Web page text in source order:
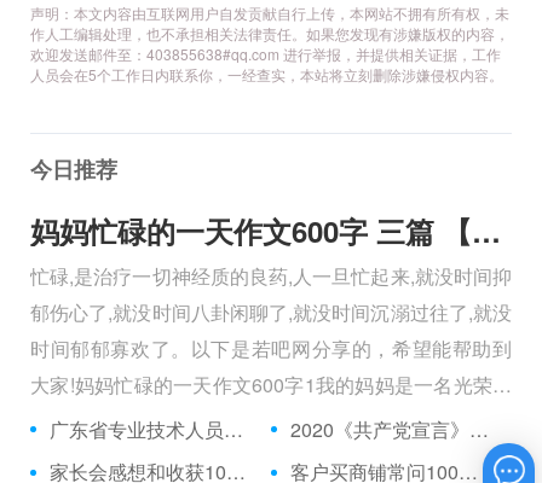
声明：本文内容由互联网用户自发贡献自行上传，本网站不拥有所有权，未
作人工编辑处理，也不承担相关法律责任。如果您发现有涉嫌版权的内容，
欢迎发送邮件至：403855638#qq.com 进行举报，并提供相关证据，工作
人员会在5个工作日内联系你，一经查实，本站将立刻删除涉嫌侵权内容。
今日推荐
妈妈忙碌的一天作文600字 三篇 【600字】
忙碌,是治疗一切神经质的良药,人一旦忙起来,就没时间抑
郁伤心了,就没时间八卦闲聊了,就没时间沉溺过往了,就没
时间郁郁寡欢了。以下是若吧网分享的，希望能帮助到
大家!妈妈忙碌的一天作文600字1我的妈妈是一名光荣的
人民警察，她总有做不完的事情。
广东省专业技术人员职称管理系统最新 【热点话题】
2020《共产党宣言》读后感三篇 【读后感】
家长会感想和收获100字 家长会的感悟和收获 【热点话题】
客户买商铺常问100问题 【热点话题】